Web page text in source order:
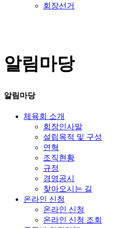
회장선거
알림마당
알림마당
체육회 소개
회장인사말
설립목적 및 구성
연혁
조직현황
규정
경영공시
찾아오시는 길
온라인 신청
온라인 신청
온라인 신청 조회